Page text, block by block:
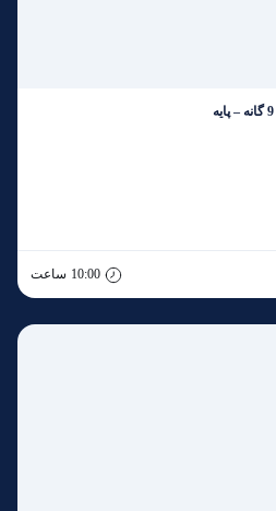
10:00 ساعت